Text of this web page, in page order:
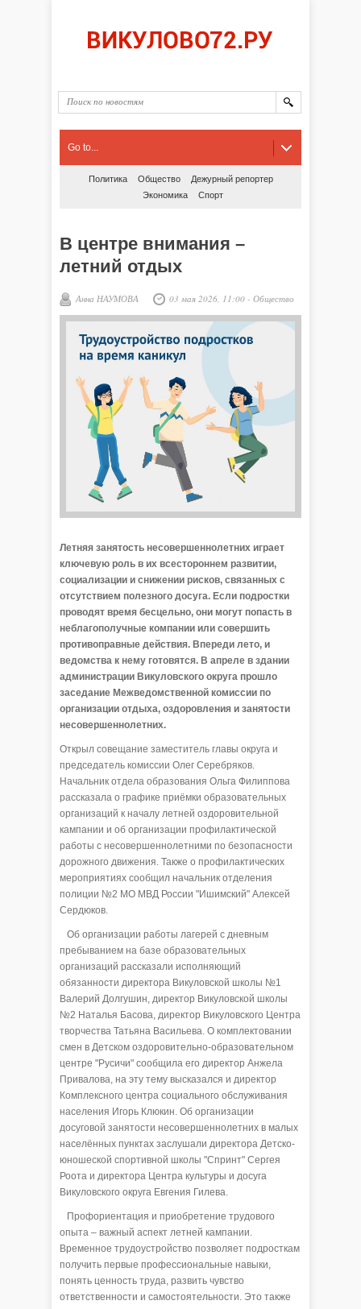
Go to...
Политика Общество
Дежурный репортер
Экономика
Спорт
В центре внимания –
летний отдых
Анна НАУМОВА 03 мая 2026, 11:00 - Общество
Летняя занятость несовершеннолетних играет
ключевую роль в их всестороннем развитии,
социализации и снижении рисков, связанных с
отсутствием полезного досуга. Если подростки
проводят время бесцельно, они могут попасть в
неблагополучные компании или совершить
противоправные действия. Впереди лето, и
ведомства к нему готовятся. В апреле в здании
администрации Викуловского округа прошло
заседание Межведомственной комиссии по
организации отдыха, оздоровления и занятости
несовершеннолетних.
Открыл совещание заместитель главы округа и
председатель комиссии Олег Серебряков.
Начальник отдела образования Ольга Филиппова
рассказала о графике приёмки образовательных
организаций к началу летней оздоровительной
кампании и об организации профилактической
работы с несовершеннолетними по безопасности
дорожного движения. Также о профилактических
мероприятиях сообщил начальник отделения
полиции №2 МО МВД России "Ишимский" Алексей
Сердюков.
Об организации работы лагерей с дневным
пребыванием на базе образовательных
организаций рассказали исполняющий
обязанности директора Викуловской школы №1
Валерий Долгушин, директор Викуловской школы
№2 Наталья Басова, директор Викуловского Центра
творчества Татьяна Васильева. О комплектовании
смен в Детском оздоровительно-образовательном
центре "Русичи" сообщила его директор Анжела
Привалова, на эту тему высказался и директор
Комплексного центра социального обслуживания
населения Игорь Клюкин. Об организации
досуговой занятости несовершеннолетних в малых
населённых пунктах заслушали директора Детско-
юношеской спортивной школы "Спринт" Сергея
Роота и директора Центра культуры и досуга
Викуловского округа Евгения Гилева.
Профориентация и приобретение трудового
опыта – важный аспект летней кампании.
Временное трудоустройство позволяет подросткам
получить первые профессиональные навыки,
понять ценность труда, развить чувство
ответственности и самостоятельности. Это также